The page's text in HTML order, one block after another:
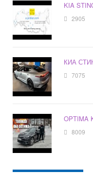
KIA
2905
КИА
7075
8009